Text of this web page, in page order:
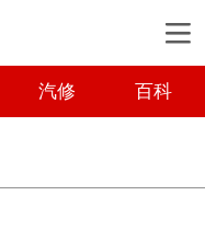
汽修 百科